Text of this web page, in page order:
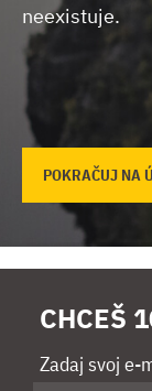
neexistuje.
POKRAČUJ NA
CHCEŠ
Zadaj svoj e-